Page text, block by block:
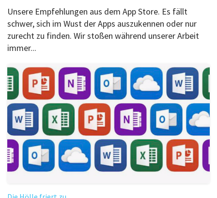
Unsere Empfehlungen aus dem App Store. Es fällt
schwer, sich im Wust der Apps auszukennen oder nur
zurecht zu finden. Wir stoßen während unserer Arbeit
immer...